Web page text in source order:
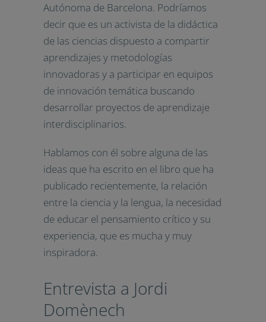
Autónoma de Barcelona. Podríamos
decir que es un activista de la didáctica
de las ciencias dispuesto a compartir
aprendizajes y metodologías
innovadoras y a participar en equipos
de innovación temática buscando
desarrollar proyectos de aprendizaje
interdisciplinarios.
Hablamos con él sobre alguna de las
ideas que ha escrito en el libro que ha
publicado recientemente, la relación
entre la ciencia y la lengua, la necesidad
de educar el pensamiento crítico y su
experiencia, que es mucha y muy
inspiradora.
Entrevista a Jordi
Domènech